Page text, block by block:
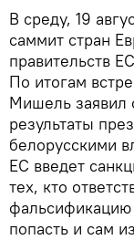
В среду, 19
саммит стран
правительств
По итогам
Мишель заявил
результаты
белорусскими
ЕС введет
тех, кто
попасть и сам